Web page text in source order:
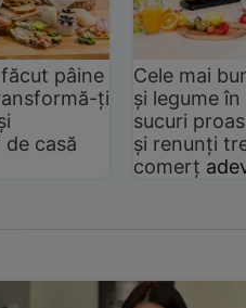
pâine
ți
casă
Cele mai
și legume
sucuri
și renunți
comerț